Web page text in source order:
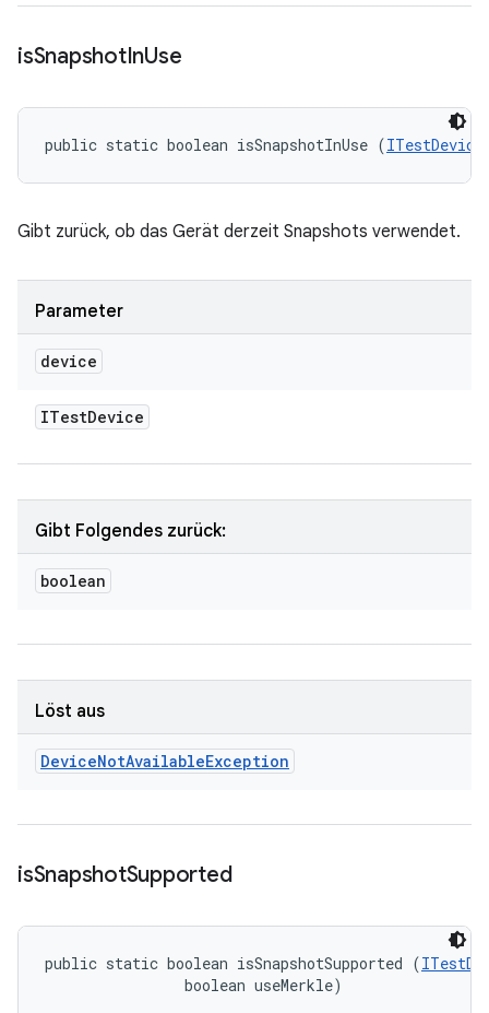
isSnapshotInUse
public static boolean isSnapshotInUse (ITestDevice
Gibt zurück, ob das Gerät derzeit Snapshots verwendet.
Parameter
device
ITestDevice
Gibt Folgendes zurück:
boolean
Löst aus
DeviceNotAvailableException
isSnapshotSupported
public static boolean isSnapshotSupported (
                boolean useMerkle)